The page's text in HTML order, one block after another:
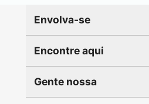
Envolva-se
Encontre aqui
Gente nossa